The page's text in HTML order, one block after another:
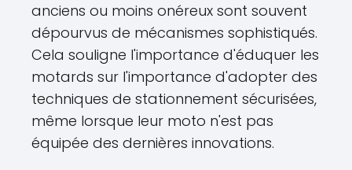
anciens ou moins onéreux sont souvent
dépourvus de mécanismes sophistiqués.
Cela souligne l'importance d'éduquer les
motards sur l'importance d'adopter des
techniques de stationnement sécurisées,
même lorsque leur moto n'est pas
équipée des dernières innovations.